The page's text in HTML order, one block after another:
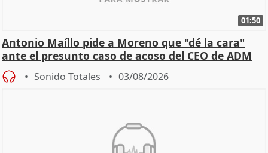
01:50
Antonio Maíllo pide a Moreno que "dé la cara"
ante el presunto caso de acoso del CEO de ADM
Sonido Totales 03/08/2026